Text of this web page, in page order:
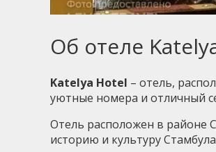
Об отеле
Katelya Hotel – отель,
уютные номера и отличный
Отель расположен в районе
историю и культуру